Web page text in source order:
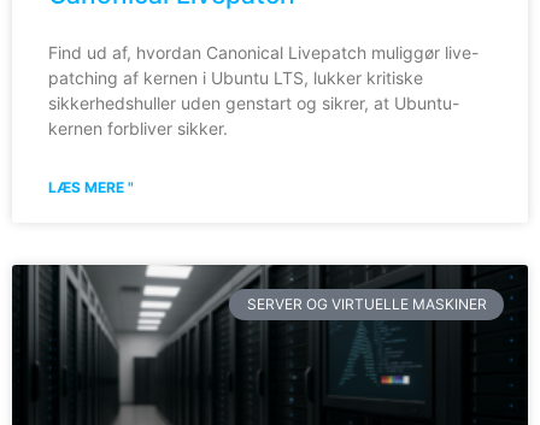
Find ud af, hvordan Canonical Livepatch muliggør live-
patching af kernen i Ubuntu LTS, lukker kritiske
sikkerhedshuller uden genstart og sikrer, at Ubuntu-
kernen forbliver sikker.
LÆS MERE "
SERVER OG VIRTUELLE MASKINER